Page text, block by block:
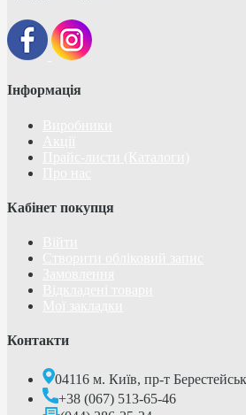
Інформація
Кабінет покупця
Контакти
04116 м. Київ, пр-т
+38 (067) 513-65-46